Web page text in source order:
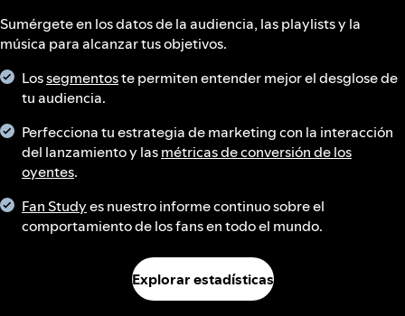
Sumérgete en los datos de la audiencia, las playlists y la
música para alcanzar tus objetivos.
Lossegmentoste permiten entender mejor el desglose de
tu audiencia.
Perfecciona tu estrategia de marketing con la interacción
del lanzamiento y lasmétricas de conversión de los
oyentes.
Fan Studyes nuestro informe continuo sobre el
comportamiento de los fans en todo el mundo.
Explorar estadísticas